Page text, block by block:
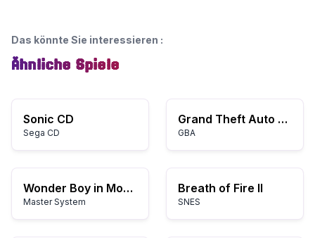
Das könnte Sie interessieren :
Ähnliche Spiele
Sonic CD
Sega CD
Grand Theft Auto Advance
GBA
Wonder Boy in Monster Land
Master System
Breath of Fire II
SNES